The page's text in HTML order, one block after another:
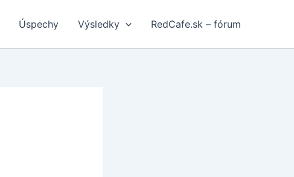
Úspechy Výsledky RedCafe.sk – fórum